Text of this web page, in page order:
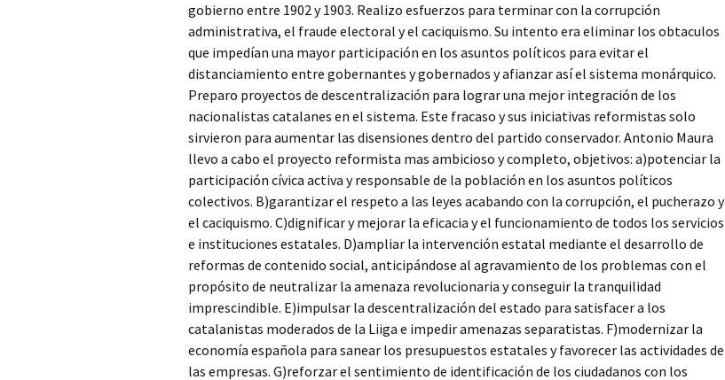
gobierno entre 1902 y 1903. Realizo esfuerzos para terminar con la corrupción
administrativa, el fraude electoral y el caciquismo. Su intento era eliminar los obtaculos
que impedían una mayor participación en los asuntos políticos para evitar el
distanciamiento entre gobernantes y gobernados y afianzar así el sistema monárquico.
Preparo proyectos de descentralización para lograr una mejor integración de los
nacionalistas catalanes en el sistema. Este fracaso y sus iniciativas reformistas solo
sirvieron para aumentar las disensiones dentro del partido conservador. Antonio Maura
llevo a cabo el proyecto reformista mas ambicioso y completo, objetivos: a)potenciar la
participación cívica activa y responsable de la población en los asuntos políticos
colectivos. B)garantizar el respeto a las leyes acabando con la corrupción, el pucherazo y
el caciquismo. C)dignificar y mejorar la eficacia y el funcionamiento de todos los servicios
e instituciones estatales. D)ampliar la intervención estatal mediante el desarrollo de
reformas de contenido social, anticipándose al agravamiento de los problemas con el
propósito de neutralizar la amenaza revolucionaria y conseguir la tranquilidad
imprescindible. E)impulsar la descentralización del estado para satisfacer a los
catalanistas moderados de la Liiga e impedir amenazas separatistas. F)modernizar la
economía española para sanear los presupuestos estatales y favorecer las actividades de
las empresas. G)reforzar el sentimiento de identificación de los ciudadanos con los